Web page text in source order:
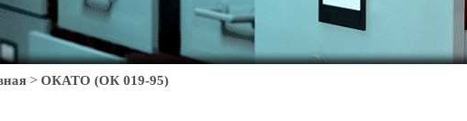
> ОКАТО (ОК 019-95)